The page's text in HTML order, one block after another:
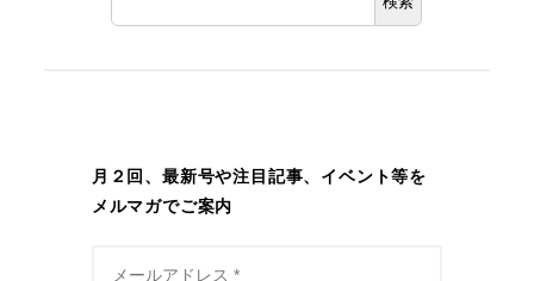
月２回、最新号や注目記事、イベント等を
メルマガでご案内